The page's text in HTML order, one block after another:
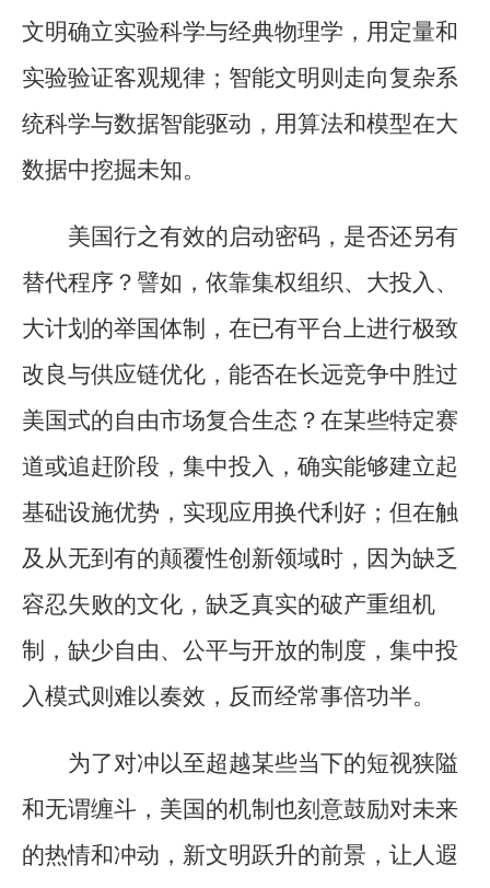
文明确立实验科学与经典物理学，用定量和
实验验证客观规律；智能文明则走向复杂系
统科学与数据智能驱动，用算法和模型在大
数据中挖掘未知。
美国行之有效的启动密码，是否还另有
替代程序？譬如，依靠集权组织、大投入、
大计划的举国体制，在已有平台上进行极致
改良与供应链优化，能否在长远竞争中胜过
美国式的自由市场复合生态？在某些特定赛
道或追赶阶段，集中投入，确实能够建立起
基础设施优势，实现应用换代利好；但在触
及从无到有的颠覆性创新领域时，因为缺乏
容忍失败的文化，缺乏真实的破产重组机
制，缺少自由、公平与开放的制度，集中投
入模式则难以奏效，反而经常事倍功半。
为了对冲以至超越某些当下的短视狭隘
和无谓缠斗，美国的机制也刻意鼓励对未来
的热情和冲动，新文明跃升的前景，让人遐